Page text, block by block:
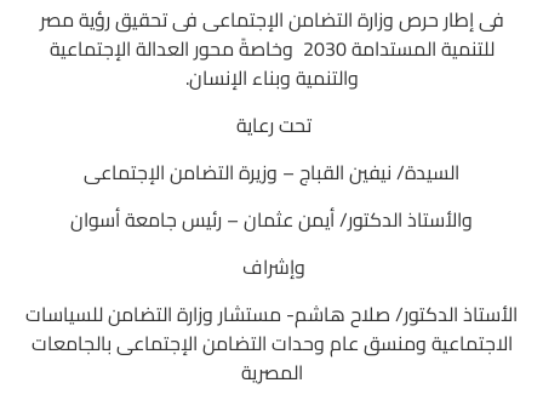
فى إطار حرص وزارة التضامن الإجتماعى فى تحقيق رؤية مصر
للتنمية المستدامة 2030 وخاصةً محور العدالة الإجتماعية
والتنمية وبناء الإنسان.
تحت رعاية
السيدة/ نيفين القباج – وزيرة التضامن الإجتماعى
والأستاذ الدكتور/ أيمن عثمان – رئيس جامعة أسوان
وإشراف
الأستاذ الدكتور/ صلاح هاشم- مستشار وزارة التضامن للسياسات
الاجتماعيةومنسق عام وحدات التضامن الإجتماعى بالجامعات
المصرية